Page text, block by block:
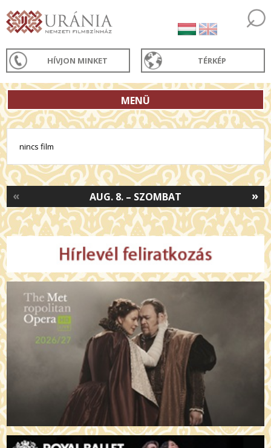
HÍVJON MINKET TÉRKÉP
MENÜ
nincs film
»
AUG. 8. – SZOMBAT
«